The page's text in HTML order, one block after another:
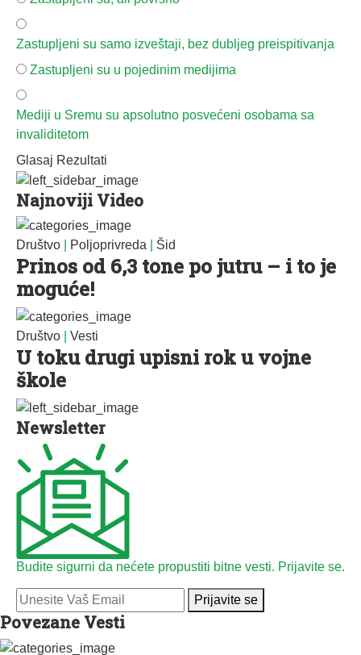
Zastupljeni su samo izveštaji, bez dubljeg preispitivanja
Zastupljeni su u pojedinim medijima
Mediji u Sremu su apsolutno posvećeni osobama sa
invaliditetom
Glasaj Rezultati
Najnoviji Video
Društvo Poljoprivreda Šid
Prinos od 6,3 tone po jutru – i to je
moguće!
Društvo Vesti
U toku drugi upisni rok u vojne
škole
Newsletter
Budite sigurni da nećete propustiti bitne vesti. Prijavite se.
Prijavite se
Povezane Vesti